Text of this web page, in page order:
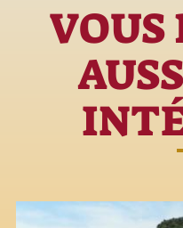
VOUS